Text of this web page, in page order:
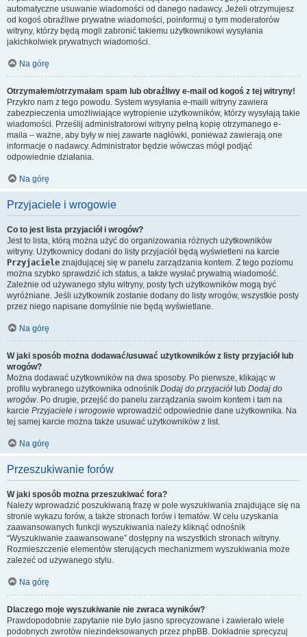
automatyczne usuwanie wiadomości od danego nadawcy. Jeżeli otrzymujesz
od kogoś obraźliwe prywatne wiadomości, poinformuj o tym moderatorów
witryny, którzy będą mogli zabronić takiemu użytkownikowi wysyłania
jakichkolwiek prywatnych wiadomości.
Na górę
Otrzymałem/otrzymałam spam lub obraźliwy e-mail od kogoś z tej witryny!
Przykro nam z tego powodu. System wysyłania e-maili witryny zawiera
zabezpieczenia umożliwiające wytropienie użytkowników, którzy wysyłają takie
wiadomości. Prześlij administratorowi witryny pełną kopię otrzymanego e-
maila – ważne, aby były w niej zawarte nagłówki, ponieważ zawierają one
informacje o nadawcy. Administrator będzie wówczas mógł podjąć
odpowiednie działania.
Na górę
Przyjaciele i wrogowie
Co to jest lista przyjaciół i wrogów?
Jest to lista, którą można użyć do organizowania różnych użytkowników
witryny. Użytkownicy dodani do listy przyjaciół będą wyświetleni na karcie
Przyjaciele znajdującej się w panelu zarządzania kontem. Z tego poziomu
można szybko sprawdzić ich status, a także wysłać prywatną wiadomość.
Zależnie od używanego stylu witryny, posty tych użytkowników mogą być
wyróżniane. Jeśli użytkownik zostanie dodany do listy wrogów, wszystkie posty
przez niego napisane domyślnie nie będą wyświetlane.
Na górę
W jaki sposób można dodawać/usuwać użytkowników z listy przyjaciół lub
wrogów?
Można dodawać użytkowników na dwa sposoby. Po pierwsze, klikając w
profilu wybranego użytkownika odnośnik Dodaj do przyjaciół lub Dodaj do
wrogów. Po drugie, przejść do panelu zarządzania swoim kontem i tam na
karcie Przyjaciele i wrogowie wprowadzić odpowiednie dane użytkownika. Na
tej samej karcie można także usuwać użytkowników z list.
Na górę
Przeszukiwanie forów
W jaki sposób można przeszukiwać fora?
Należy wprowadzić poszukiwaną frazę w pole wyszukiwania znajdujące się na
stronie wykazu forów, a także stronach forów i tematów. W celu uzyskania
zaawansowanych funkcji wyszukiwania należy kliknąć odnośnik
“Wyszukiwanie zaawansowane” dostępny na wszystkich stronach witryny.
Rozmieszczenie elementów sterujących mechanizmem wyszukiwania może
zależeć od używanego stylu.
Na górę
Dlaczego moje wyszukiwanie nie zwraca wyników?
Prawdopodobnie zapytanie nie było jasno sprecyzowane i zawierało wiele
podobnych zwrotów niezindeksowanych przez phpBB. Dokładnie sprecyzuj